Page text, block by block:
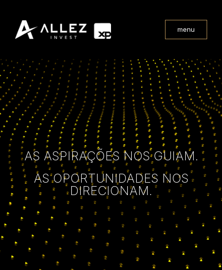
menu
AS ASPIRAÇÕES NOS GUIAM.
AS OPORTUNIDADES NOS
DIRECIONAM.